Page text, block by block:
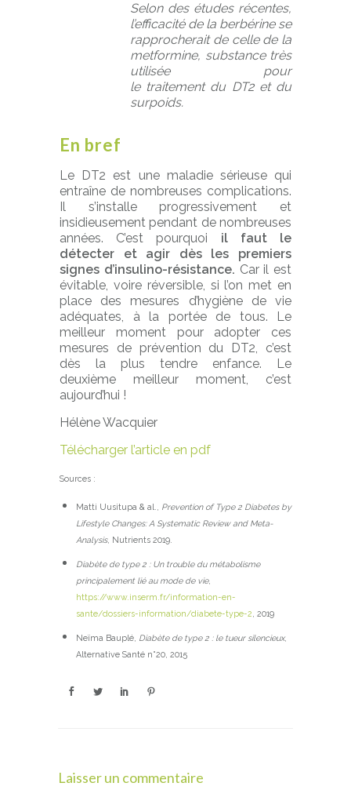
Selon des études récentes,
l’efficacité de la berbérine se
rapprocherait de celle de la
metformine, substance très
utilisée pour
le traitement du DT2 et du
surpoids.
En bref
Le DT2 est une maladie sérieuse qui
entraîne de nombreuses complications.
Il s’installe progressivement et
insidieusement pendant de nombreuses
années. C’est pourquoi il faut le
détecter et agir dès les premiers
signes d’insulino-résistance. Car il est
évitable, voire réversible, si l’on met en
place des mesures d’hygiène de vie
adéquates, à la portée de tous. Le
meilleur moment pour adopter ces
mesures de prévention du DT2, c’est
dès la plus tendre enfance. Le
deuxième meilleur moment, c’est
aujourd’hui !
Hélène Wacquier
Télécharger l’article en pdf
Sources :
Matti Uusitupa & al.,
Prevention of Type 2 Diabetes by
Lifestyle Changes: A Systematic Review and Meta-
Analysis, Nutrients 2019.
Diabète de type 2 : Un trouble du métabolisme
principalement lié au mode de vie,
https://www.inserm.fr/information-en-
sante/dossiers-information/diabete-type-2 , 2019
Neïma Bauplé, Diabète de type 2 : le tueur silencieux,
Alternative Santé n°20, 2015
Laisser un commentaire